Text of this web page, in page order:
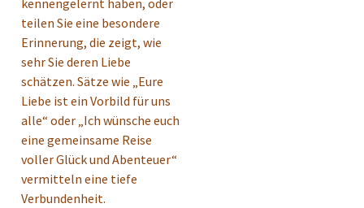
kennengelernt haben, oder
teilen Sie eine besondere
Erinnerung, die zeigt, wie
sehr Sie deren Liebe
schätzen. Sätze wie „Eure
Liebe ist ein Vorbild für uns
alle“ oder „Ich wünsche euch
eine gemeinsame Reise
voller Glück und Abenteuer“
vermitteln eine tiefe
Verbundenheit.